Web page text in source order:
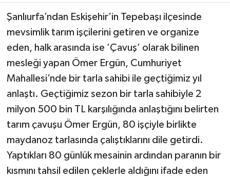
Şanlıurfa’ndan Eskişehir’in Tepebaşı ilçesinde
mevsimlik tarım işçilerini getiren ve organize
eden, halk arasında ise ’Çavuş’ olarak bilinen
mesleği yapan Ömer Ergün, Cumhuriyet
Mahallesi’nde bir tarla sahibi ile geçtiğimiz yıl
anlaştı. Geçtiğimiz sezon bir tarla sahibiyle 2
milyon 500 bin TL karşılığında anlaştığını belirten
tarım çavuşu Ömer Ergün, 80 işçiyle birlikte
maydanoz tarlasında çalıştıklarını dile getirdi.
Yaptıkları 80 günlük mesainin ardından paranın bir
kısmını tahsil edilen çeklerle aldığını ifade eden